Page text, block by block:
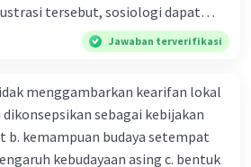
tersebut, sosiologi dapat
....
Jawaban terverifikasi
menggambarkan kearifan lokal
dikonsepsikan sebagai kebijakan
b. kemampuan budaya setempat
kebudayaan asing c. bentuk